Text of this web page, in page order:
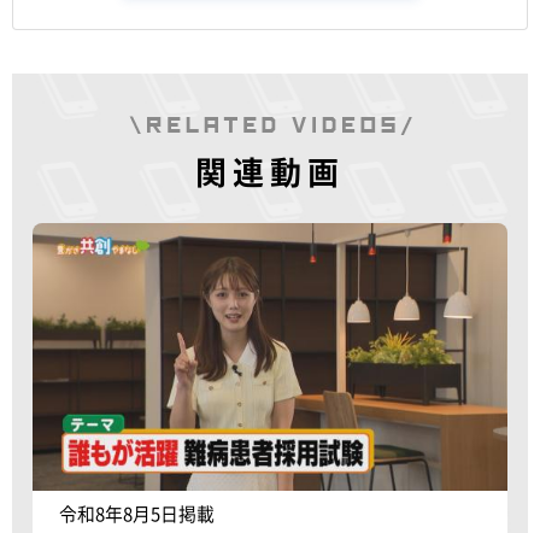
関連動画
令和8年8月5日掲載